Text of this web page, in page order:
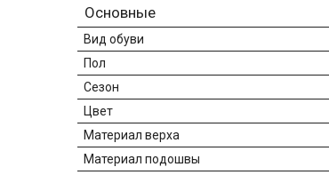
Основные
Вид обуви
Пол
Сезон
Цвет
Материал верха
Материал подошвы